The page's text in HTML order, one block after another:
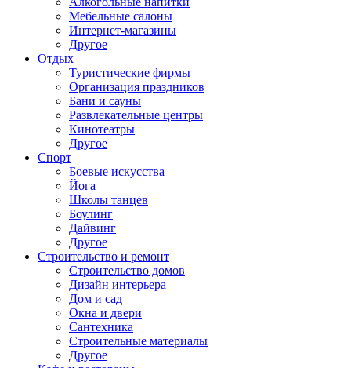
Мебельные салоны
Интернет-магазины
Другое
Отдых
Туристические фирмы
Организация праздников
Бани и сауны
Развлекательные центры
Кинотеатры
Другое
Спорт
Боевые искусства
Йога
Школы танцев
Боулинг
Дайвинг
Другое
Строительство и ремонт
Строительство домов
Дизайн интерьера
Дом и сад
Окна и двери
Сантехника
Строительные материалы
Другое